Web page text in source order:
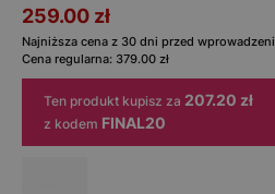
259.00 zł
Najniższa cena z 30 dni przed
Cena regularna: 379.00 zł
Ten produkt kupisz za 207.20 zł
z kodem FINAL20